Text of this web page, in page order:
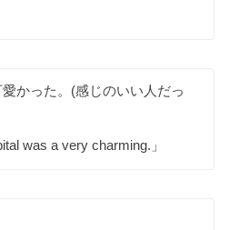
かった。(感じのいい人だっ
was a very charming.」